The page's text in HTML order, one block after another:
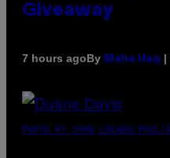
Giveaway
7 hours agoBy Maha Haq |
PHOTO BY JOHN LOCHER/